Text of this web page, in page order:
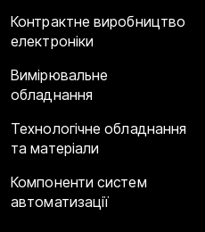
Контрактне виробництво
електроніки
Вимірювальне
обладнання
Технологічне обладнання
та матеріали
Компоненти систем
автоматизації